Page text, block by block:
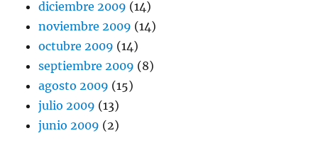
diciembre 2009 (14)
noviembre 2009 (14)
octubre 2009 (14)
septiembre 2009 (8)
agosto 2009 (15)
julio 2009 (13)
junio 2009 (2)